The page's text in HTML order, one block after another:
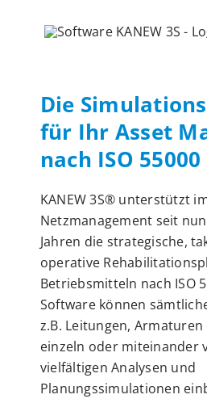
Die
für Ihr Asset
nach ISO 55000
KANEW 3S® unterstützt
Netzmanagement seit
Jahren die strategische,
operative
Betriebsmitteln nach ISO
Software können
z.B. Leitungen, Armaturen
einzeln oder miteinander
vielfältigen Analysen und
Planungssimulationen